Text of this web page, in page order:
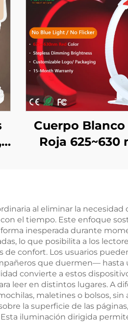
Cuerpo Blanco
Roja 625~630
de Brillo
800 mAh
de 60 Horas
Rápida en 1
al eliminar la
el tiempo. Este enfoque
inesperada durante
lo que posibilita a los
de confort. Los usuarios
que duermen— hasta
convierte a estos
leer en distintos lugares. A
maletines o bolsos,
la superficie de las
iluminación dirigida